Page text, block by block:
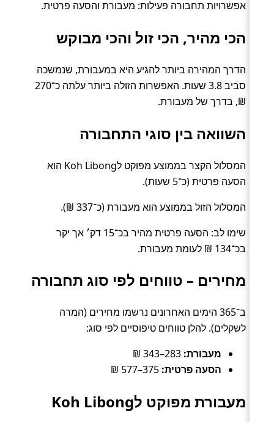
אפשרויות תחבורה פעילות: מעבורת והסעה פרטית.
הכי מהיר, הכי זול והכי מבוקש
הדרך המהירה ביותר להגיע היא במעבורת, שנמשכה
סביב 3.8 שעות. האפשרות הזולה ביותר עלתה כ־270
₪, בדרך של מעבורת.
השוואה בין סוגי התחבורה
המסלול הקצר בממוצע מפוקט לKoh Libong הוא
הסעה פרטית (כ־5 שעות).
המסלול הזול בממוצע הוא מעבורת (כ־337 ₪).
שימו לב: הסעה פרטית מהיר בכ־15 דק׳ אך יקר
בכ־134 ₪ לעומת מעבורת.
מחירים – טווחים לפי סוג תחבורה
ב־365 הימים האחרונים נרשמו מחירים (המרה
לשקלים). להלן טווחים טיפוסיים לפי סוג:
מעבורת:
הסעה פרטית:
מעבורת מפוקט לKoh Libong